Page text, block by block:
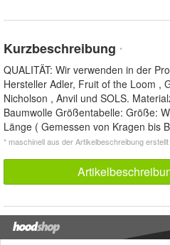
Kurzbeschreibung *
QUALITÄT: Wir verwenden in der
Hersteller Adler, Fruit of the Loom ,
Nicholson , Anvil und SOLS.
Baumwolle Größentabelle: Größe:
Länge ( Gemessen von Kragen bis
* maschinell aus der Artikelbeschreibung erstellt